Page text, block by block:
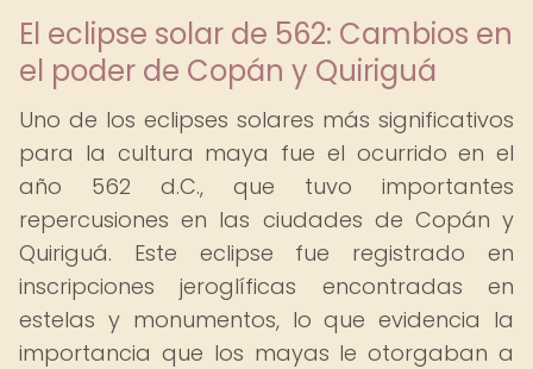
El eclipse solar de 562: Cambios en
el poder de Copán y Quiriguá
Uno de los eclipses solares más significativos
para la cultura maya fue el ocurrido en el
año 562 d.C., que tuvo importantes
repercusiones en las ciudades de Copán y
Quiriguá. Este eclipse fue registrado en
inscripciones jeroglíficas encontradas en
estelas y monumentos, lo que evidencia la
importancia que los mayas le otorgaban a